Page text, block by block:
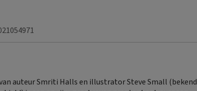
auteur Smriti Halls en illustrator Steve Small (bekend